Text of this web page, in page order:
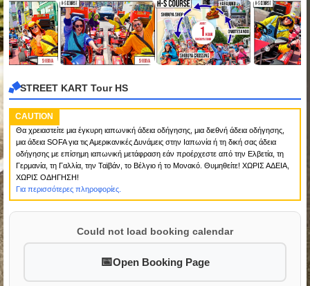
STREET KART Tour HS
CAUTION
Θα χρειαστείτε μια έγκυρη ιαπωνική άδεια οδήγησης, μια διεθνή άδεια οδήγησης,
μια άδεια SOFA για τις Αμερικανικές Δυνάμεις στην Ιαπωνία ή τη δική σας άδεια
οδήγησης με επίσημη ιαπωνική μετάφραση εάν προέρχεστε από την Ελβετία, τη
Γερμανία, τη Γαλλία, την Ταϊβάν, το Βέλγιο ή το Μονακό. Θυμηθείτε! ΧΩΡΙΣ ΑΔΕΙΑ,
ΧΩΡΙΣ ΟΔΗΓΗΣΗ!
Για περισσότερες πληροφορίες.
Could not load booking calendar
Open Booking Page